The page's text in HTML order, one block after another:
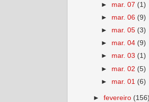
► mar. 07 (1)
► mar. 06 (9)
► mar. 05 (3)
► mar. 04 (9)
► mar. 03 (1)
► mar. 02 (5)
► mar. 01 (6)
►fevereiro (156)